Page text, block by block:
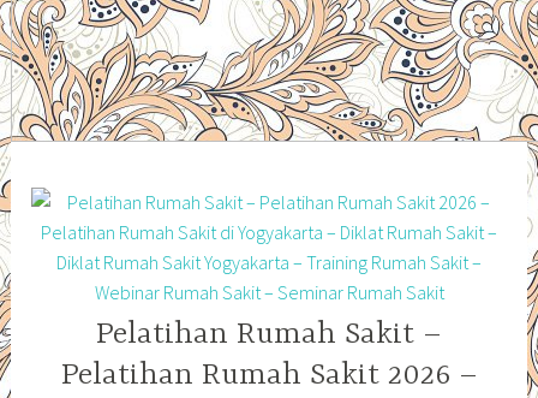
Pelatihan Rumah Sakit –
Pelatihan Rumah Sakit 2026 –